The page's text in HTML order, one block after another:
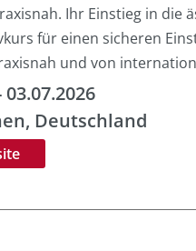
Ihr Einstieg in die
für einen sicheren
und von
03.07.2026
, Deutschland